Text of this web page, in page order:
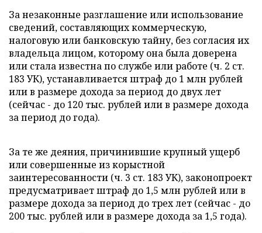
За незаконные разглашение или использование
сведений, составляющих коммерческую,
налоговую или банковскую тайну, без согласия их
владельца лицом, которому она была доверена
или стала известна по службе или работе (ч. 2 ст.
183 УК), устанавливается штраф до 1 млн рублей
или в размере дохода за период до двух лет
(сейчас - до 120 тыс. рублей или в размере дохода
за период до года).
За те же деяния, причинившие крупный ущерб
или совершенные из корыстной
заинтересованности (ч. 3 ст. 183 УК), законопроект
предусматривает штраф до 1,5 млн рублей или в
размере дохода за период до трех лет (сейчас - до
200 тыс. рублей или в размере дохода за 1,5 года).